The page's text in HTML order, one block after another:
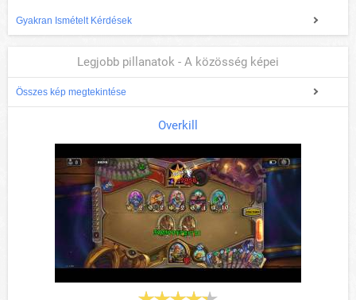
Gyakran Ismételt Kérdések
Legjobb pillanatok - A közösség képei
Összes kép megtekintése
Overkill